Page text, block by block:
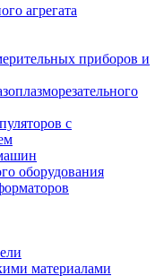
агрегата
приборов и
с
оборудования
материалами